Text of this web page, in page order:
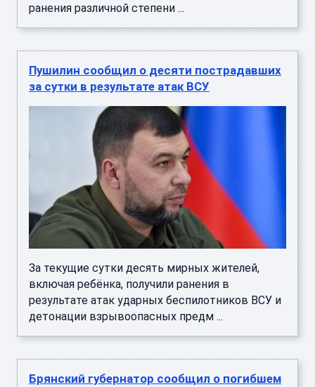
ранения различной степени ...
Пушилин сообщил о десяти пострадавших
за сутки в результате атак ВСУ
За текущие сутки десять мирных жителей,
включая ребёнка, получили ранения в
результате атак ударных беспилотников ВСУ и
детонации взрывоопасных предм ...
Брянский губернатор сообщил о погибшем